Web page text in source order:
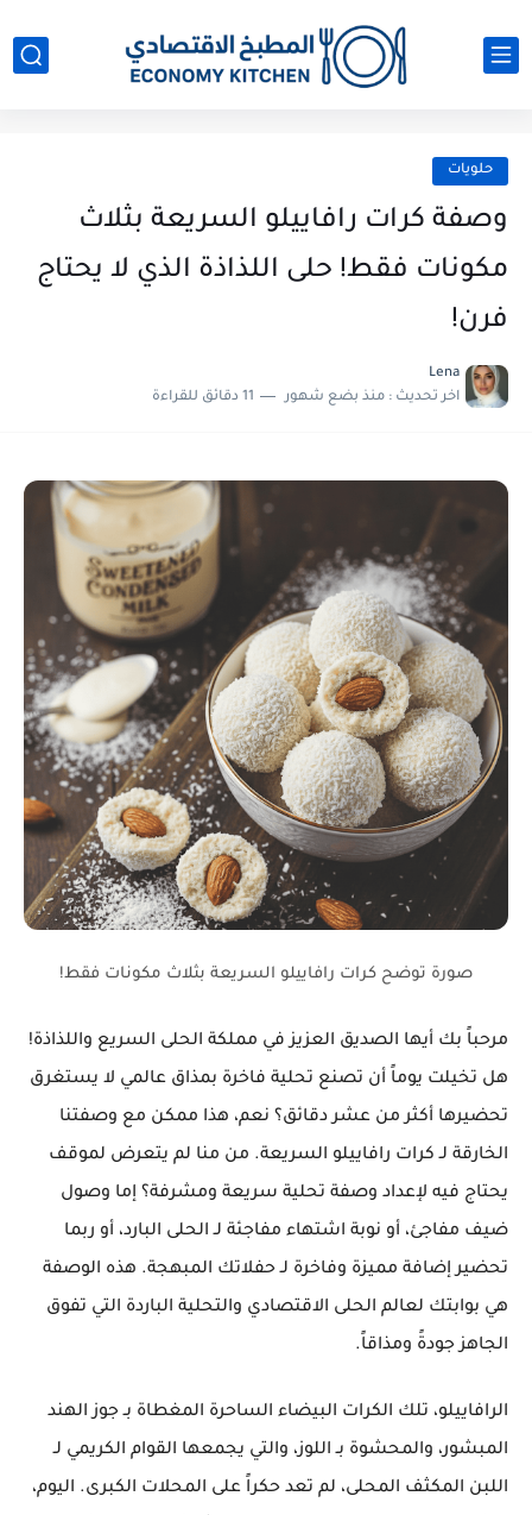
حلويات
وصفة كرات رافاييلو السريعة بثلاث
مكونات فقط! حلى اللذاذة الذي لا يحتاج
فرن!
Lena
اخر تحديث : منذ بضع شهور 11 دقائق للقراءة
صورة توضح كرات رافاييلو السريعة بثلاث مكونات فقط!
مرحباً بك أيها الصديق العزيز في مملكة الحلى السريع واللذاذة!
هل تخيلت يوماً أن تصنع تحلية فاخرة بمذاق عالمي لا يستغرق
تحضيرها أكثر من عشر دقائق؟ نعم، هذا ممكن مع وصفتنا
الخارقة لـ كرات رافاييلو السريعة. من منا لم يتعرض لموقف
يحتاج فيه لإعداد وصفة تحلية سريعة ومشرفة؟ إما وصول
ضيف مفاجئ، أو نوبة اشتهاء مفاجئة لـ الحلى البارد، أو ربما
تحضير إضافة مميزة وفاخرة لـ حفلاتك المبهجة. هذه الوصفة
هي بوابتك لعالم الحلى الاقتصادي والتحلية الباردة التي تفوق
الجاهز جودةً ومذاقاً.
الرافاييلو، تلك الكرات البيضاء الساحرة المغطاة بـ جوز الهند
المبشور، والمحشوة بـ اللوز، والتي يجمعها القوام الكريمي لـ
اللبن المكثف المحلى، لم تعد حكراً على المحلات الكبرى. اليوم،